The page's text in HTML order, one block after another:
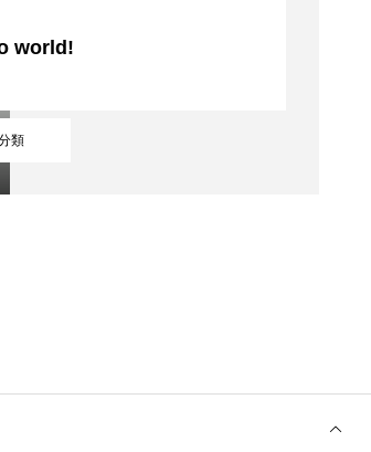
類
world!